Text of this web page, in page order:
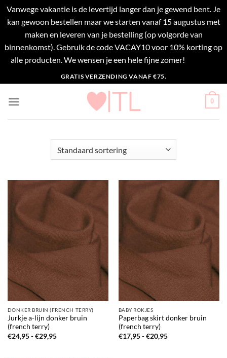
Vanwege vakantie is de levertijd langer dan je gewend bent. Je
kan gewoon bestellen maar we starten vanaf 15 augustus met
maken en leveren van je bestelling (op volgorde van
binnenkomst). Gebruik de code VACAY10 voor 10% korting op
alle producten. We wensen je een hele fijne zomer!
naar
inhoud
GRATIS VERZENDING VANAF €75.
0
DONKER BRUIN (FRENCH TERRY)
Jurkje a-lijn donker bruin
(french terry)
€24,95 - €29,95Prijsklasse:
BABY ROKJES
Paperbag skirt donker bruin
(french terry)
€17,95 - €20,95Prijsklasse: